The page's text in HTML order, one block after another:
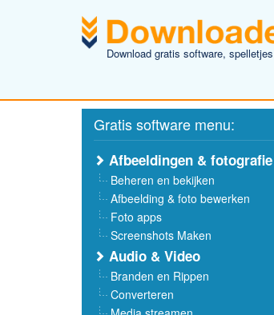
Download gratis software,
Gratis software menu:
Afbeeldingen & fotografie
Beheren en bekijken
Afbeelding & foto bewerken
Foto apps
Screenshots Maken
Audio & Video
Branden en Rippen
Converteren